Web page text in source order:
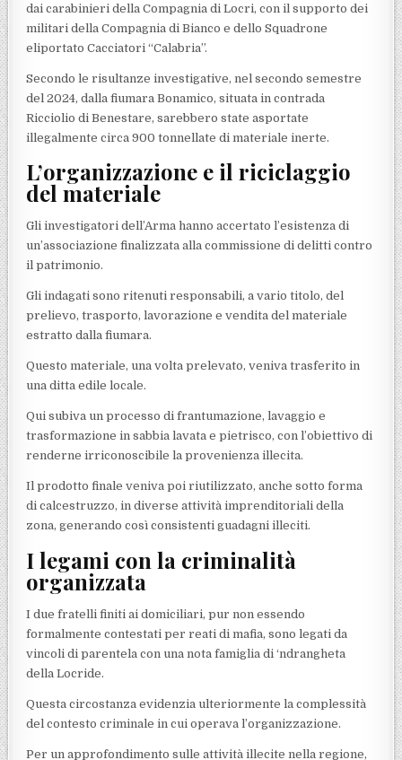
dai carabinieri della Compagnia di Locri, con il supporto dei
militari della Compagnia di Bianco e dello Squadrone
eliportato Cacciatori “Calabria”.
Secondo le risultanze investigative, nel secondo semestre
del 2024, dalla fiumara Bonamico, situata in contrada
Ricciolio di Benestare, sarebbero state asportate
illegalmente circa 900 tonnellate di materiale inerte.
L’organizzazione e il riciclaggio
del materiale
Gli investigatori dell’Arma hanno accertato l’esistenza di
un’associazione finalizzata alla commissione di delitti contro
il patrimonio.
Gli indagati sono ritenuti responsabili, a vario titolo, del
prelievo, trasporto, lavorazione e vendita del materiale
estratto dalla fiumara.
Questo materiale, una volta prelevato, veniva trasferito in
una ditta edile locale.
Qui subiva un processo di frantumazione, lavaggio e
trasformazione in sabbia lavata e pietrisco, con l’obiettivo di
renderne irriconoscibile la provenienza illecita.
Il prodotto finale veniva poi riutilizzato, anche sotto forma
di calcestruzzo, in diverse attività imprenditoriali della
zona, generando così consistenti guadagni illeciti.
I legami con la criminalità
organizzata
I due fratelli finiti ai domiciliari, pur non essendo
formalmente contestati per reati di mafia, sono legati da
vincoli di parentela con una nota famiglia di ‘ndrangheta
della Locride.
Questa circostanza evidenzia ulteriormente la complessità
del contesto criminale in cui operava l’organizzazione.
Per un approfondimento sulle attività illecite nella regione,